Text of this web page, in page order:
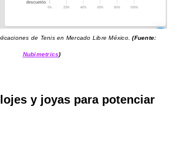
de Tenis en Mercado Libre México.(Fuente:
Nubimetrics)
y joyas para potenciar